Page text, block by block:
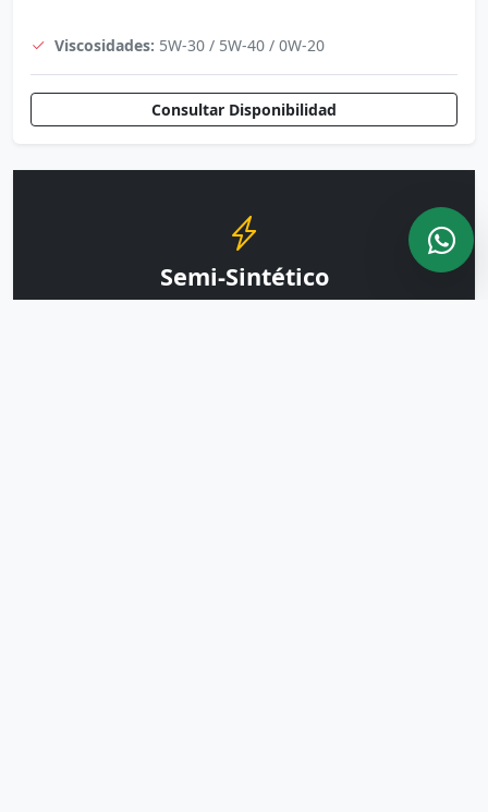
Viscosidades: 5W-30 / 5W-40 / 0W-20
Consultar Disponibilidad
Semi-Sintético